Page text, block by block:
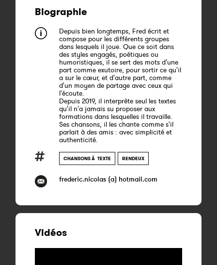
Biographie
Depuis bien longtemps, Fred écrit et
compose pour les différents groupes
dans lesquels il joue. Que ce soit dans
des styles engagés, poétiques ou
humoristiques, il se sert des mots d'une
part comme exutoire, pour sortir ce qu'il
a sur le cœur, et d'autre part, comme
d'un moyen de partage avec ceux qui
l'écoute.
Depuis 2019, il interprète seul les textes
qu'il n'a jamais su proposer aux
formations dans lesquelles il travaille.
Ses chansons, il les chante comme s'il
parlait à des amis : avec simplicité et
authenticité.
CHANSONS À TEXTE RENDEUX
frederic.nicolas (a) hotmail.com
Vidéos